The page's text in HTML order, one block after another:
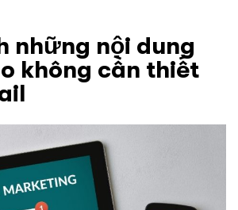
những nội dung
không cần thiết